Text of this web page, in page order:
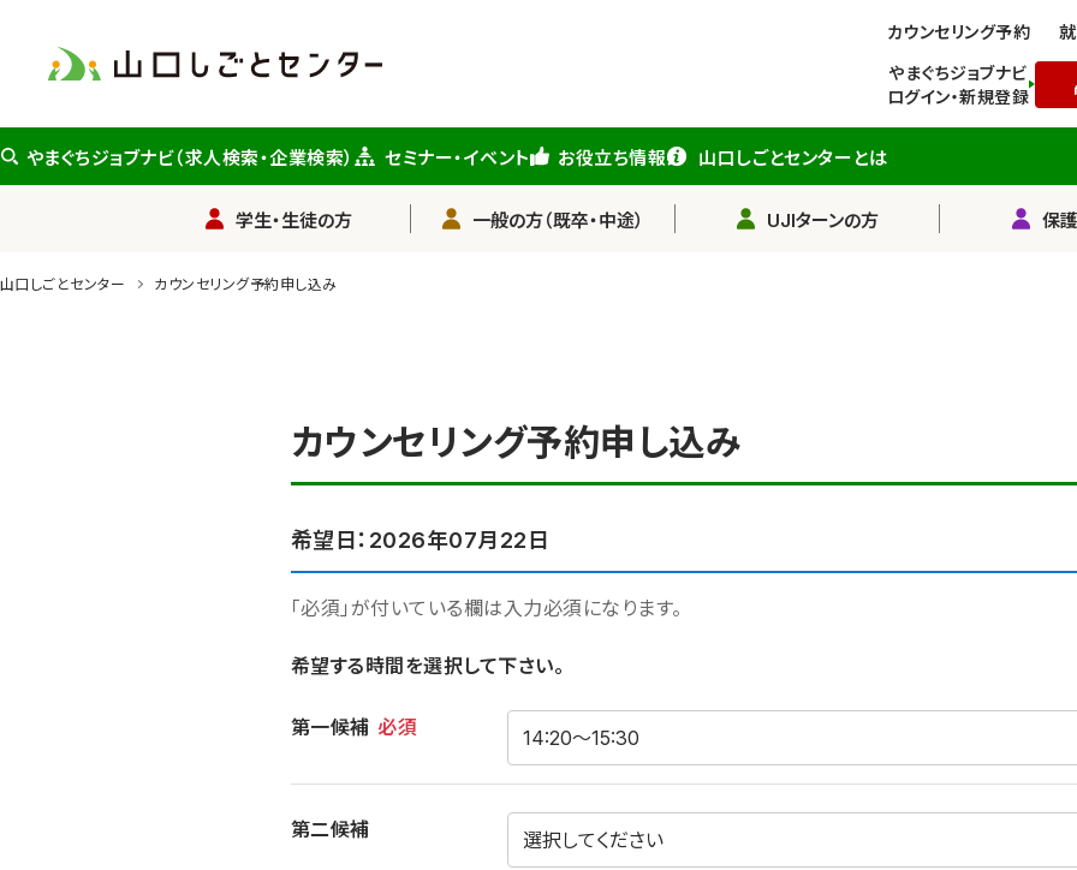
ン
テ
に
カウンセリング予約
やまぐちジョブナビ
ログイン・新規登録
やまぐちジョブナビ（求人検索・企業検索） セミナー・イベント お役立ち情報 山口しごとセンターとは
学生・生徒の方 一般の方（既卒・中途） UJIターンの方 保
山口しごとセンター カウンセリング予約申し込み
カウンセリング予約申し込み
希望日：2026年07月22日
「必須」が付いている欄は入力必須になります。
希望する時間を選択して下さい。
第一候補 必須
第二候補